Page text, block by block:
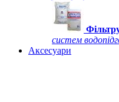
систем
Аксесуари